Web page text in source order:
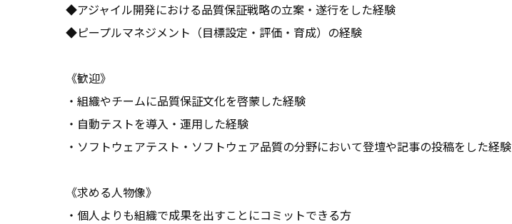
◆アジャイル開発における品質保証戦略の立案・遂行をした経験
◆ピープルマネジメント（目標設定・評価・育成）の経験
《歓迎》
・組織やチームに品質保証文化を啓蒙した経験
・自動テストを導入・運用した経験
・ソフトウェアテスト・ソフトウェア品質の分野において登壇や記事の投稿をした経験
《求める人物像》
・個人よりも組織で成果を出すことにコミットできる方